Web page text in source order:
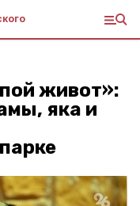
живот»:
яка и